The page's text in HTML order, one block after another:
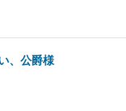
、公爵様